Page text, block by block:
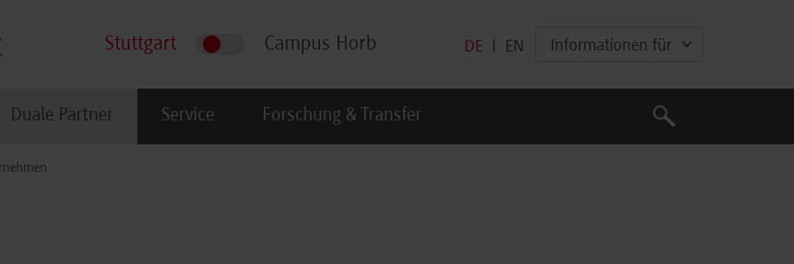
Stuttgart Campus Horb DE EN Informationen für
Duale Partner Service Forschung & Transfer
Suche
Suche